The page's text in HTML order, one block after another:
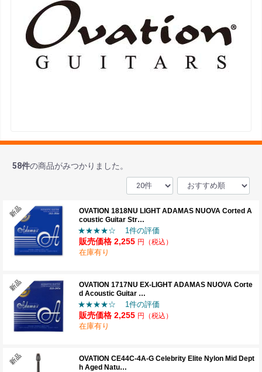
58件の商品がみつかりました。
OVATION 1818NU LIGHT ADAMAS NUOVA Corted A
coustic Guitar Str…
★★★★☆ 1件の評価
販売価格 2,255 円 （税込）
在庫有り
OVATION 1717NU EX-LIGHT ADAMAS NUOVA Corte
d Acoustic Guitar …
★★★★☆ 1件の評価
販売価格 2,255 円 （税込）
在庫有り
OVATION CE44C-4A-G Celebrity Elite Nylon Mid Dept
h Aged Natu…